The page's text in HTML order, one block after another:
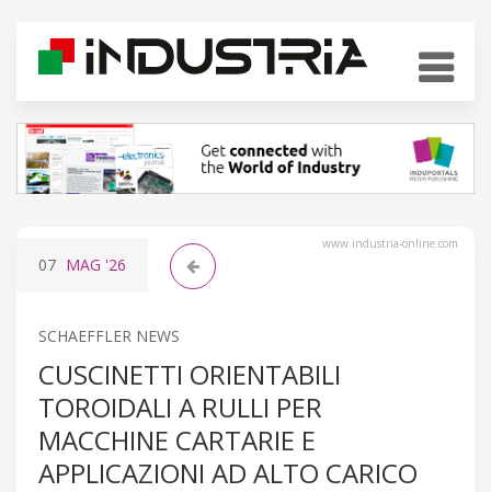
www.industria-online.com
07 MAG '26
SCHAEFFLER NEWS
CUSCINETTI ORIENTABILI
TOROIDALI A RULLI PER
MACCHINE CARTARIE E
APPLICAZIONI AD ALTO CARICO